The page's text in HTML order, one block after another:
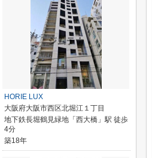
HORIE LUX
大阪府大阪市西区北堀江１丁目
地下鉄長堀鶴見緑地「西大橋」駅 徒歩
4分
築18年